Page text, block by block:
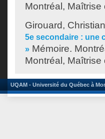
Montréal, Maîtrise
Girouard, Christian
5e secondaire : une
» Mémoire.
Montréal, Maîtrise
UQAM - Université du Québec à